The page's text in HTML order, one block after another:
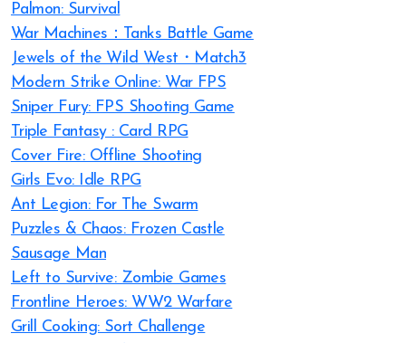
Palmon: Survival
War Machines：Tanks Battle Game
Jewels of the Wild West・Match3
Modern Strike Online: War FPS
Sniper Fury: FPS Shooting Game
Triple Fantasy : Card RPG
Cover Fire: Offline Shooting
Girls Evo: Idle RPG
Ant Legion: For The Swarm
Puzzles & Chaos: Frozen Castle
Sausage Man
Left to Survive: Zombie Games
Frontline Heroes: WW2 Warfare
Grill Cooking: Sort Challenge